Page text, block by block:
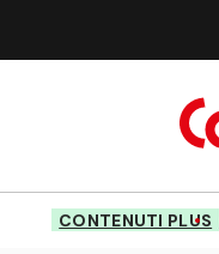
CONTENUTI PLUS